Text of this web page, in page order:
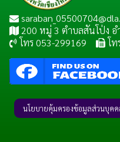
200 หมู่ 3 ตำบลสันโป่ง อ
โทร 053-299169
โ
นโยบายคุ้มครองข้อมูลส่วนบุค